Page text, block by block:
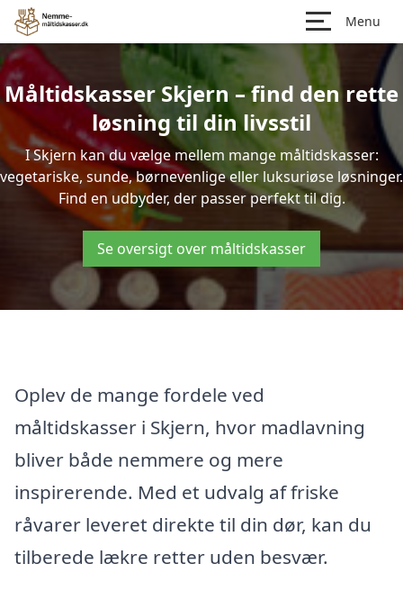
Menu
Måltidskasser Skjern – find den rette
løsning til din livsstil
I Skjern kan du vælge mellem mange måltidskasser:
vegetariske, sunde, børnevenlige eller luksuriøse løsninger.
Find en udbyder, der passer perfekt til dig.
Se oversigt over måltidskasser
Oplev de mange fordele ved
måltidskasser i Skjern, hvor madlavning
bliver både nemmere og mere
inspirerende. Med et udvalg af friske
råvarer leveret direkte til din dør, kan du
tilberede lækre retter uden besvær.